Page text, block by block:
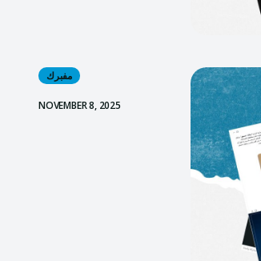
مفبرك
NOVEMBER 8, 2025